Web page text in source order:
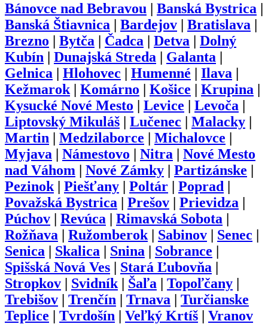
Bánovce nad Bebravou Banská Bystrica
Banská Štiavnica
Bardejov Bratislava
Brezno
Bytča Čadca Detva
Dolný
Kubín
Dunajská Streda Galanta
Gelnica
Hlohovec Humenné Ilava
Kežmarok| Komárno Košice Krupina
Kysucké Nové Mesto
Levice Levoča
Liptovský Mikuláš
Lučenec Malacky
Martin
Medzilaborce Michalovce
Myjava
Námestovo Nitra
Nové Mesto
nad Váhom
Nové Zámky Partizánske
Pezinok| Piešťany Poltár Poprad
Považská Bystrica
Prešov Prievidza
Púchov
Revúca Rimavská Sobota
Rožňava
Ružomberok| Sabinov Senec
Senica
Skalica Snina Sobrance
Spišská Nová Ves
Stará Ľubovňa
Stropkov
Svidník| Šaľa Topoľčany
Trebišov
Trenčín Trnava
Turčianske
Teplice
Tvrdošín Veľký Krtíš
Vranov